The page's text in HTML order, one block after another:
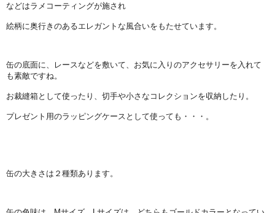
などはラメコーティングが施され
絵柄に奥行きのあるエレガントな風合いをもたせています。
缶の底面に、レースなどを敷いて、お気に入りのアクセサリーを入れて
も素敵ですね。
お裁縫箱として使ったり、切手や小さなコレクションを収納したり。
プレゼント用のラッピングケースとして使っても・・・。
缶の大きさは２種類あります。